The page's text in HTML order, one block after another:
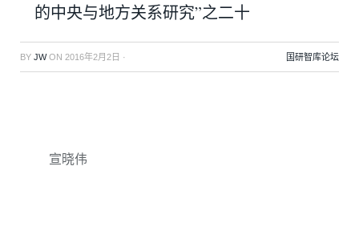
的中央与地方关系研究”之二十
BY JWON 2016年2月2日 · 国研智库论坛
宣晓伟